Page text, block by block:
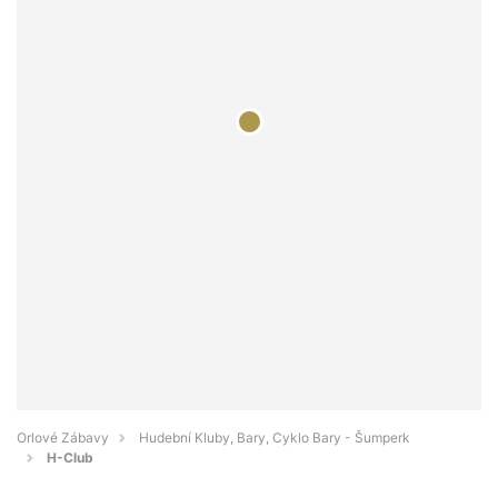
Orlové Zábavy
Hudební Kluby, Bary, Cyklo Bary - Šumperk
H-Club